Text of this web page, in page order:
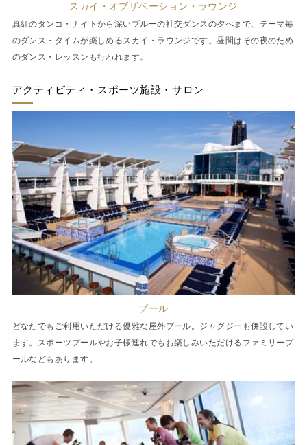
スカイ・オブザベーション・ラウンジ
真紅のタンゴ・ナイトから深いブルーの社交ダンスの夕べまで、テーマ毎
のダンス・タイムが楽しめるスカイ・ラウンジです。昼間はその夜のため
のダンス・レッスンも行われます。
アクティビティ・スポーツ施設・サロン
プール
どなたでもご利用いただける優雅な屋外プール。ジャグジーも併設してい
ます。スポーツプールやお子様連れでもお楽しみいただけるファミリープ
ールなどもあります。